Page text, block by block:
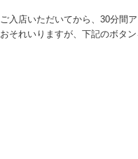
ご入店いただいてから、30分間
おそれいりますが、下記のボタ